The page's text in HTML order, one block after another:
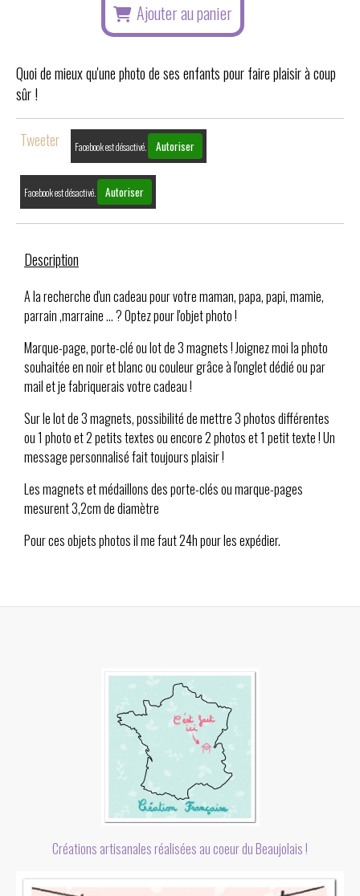
Ajouter au panier
Quoi de mieux qu'une photo de ses enfants pour faire plaisir à coup
sûr !
Tweeter Facebook est désactivé. Autoriser
Facebook est désactivé. Autoriser
Description
A la recherche d'un cadeau pour votre maman, papa, papi, mamie,
parrain ,marraine ... ? Optez pour l'objet photo !
Marque-page, porte-clé ou lot de 3 magnets ! Joignez moi la photo
souhaitée en noir et blanc ou couleur grâce à l'onglet dédié ou par
mail et je fabriquerais votre cadeau !
Sur le lot de 3 magnets, possibilité de mettre 3 photos différentes
ou 1 photo et 2 petits textes ou encore 2 photos et 1 petit texte ! Un
message personnalisé fait toujours plaisir !
Les magnets et médaillons des porte-clés ou marque-pages
mesurent 3,2cm de diamètre
Pour ces objets photos il me faut 24h pour les expédier.
Créations artisanales réalisées au coeur du Beaujolais !